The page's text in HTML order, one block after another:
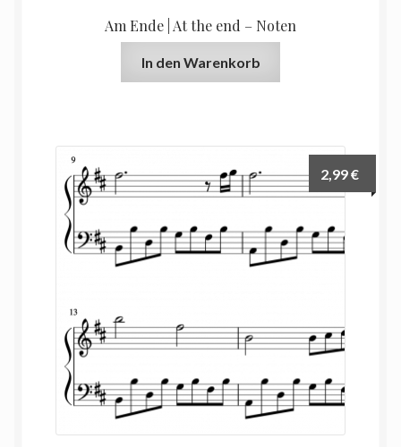
Am Ende | At the end – Noten
In den Warenkorb
2,99€